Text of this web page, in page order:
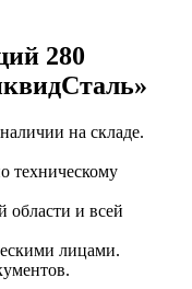
280
на складе.
техническому
области и всей
лицами.